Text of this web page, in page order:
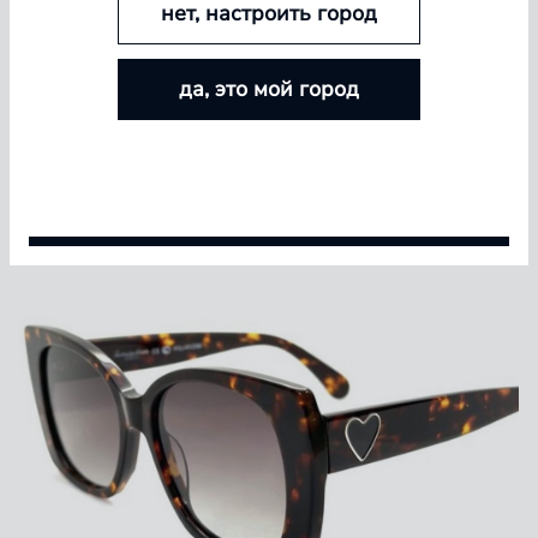
БОЛЬШЕ ЛИНЗ — БОЛЬШЕ СКИДКА
Покупайте контактные линзы Airway и увеличивайте
размер скидки — от 5% до 15%
нет, настроить город
да, это мой город